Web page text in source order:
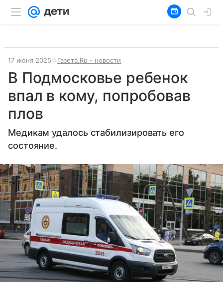
17 июня 2025 Газета.Ru - новости
В Подмосковье ребенок
впал в кому, попробовав
плов
Медикам удалось стабилизировать его
состояние.